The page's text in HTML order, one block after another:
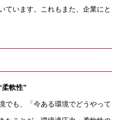
ています。これもまた、企業にと
軟性”
でも、「今ある環境でどうやって